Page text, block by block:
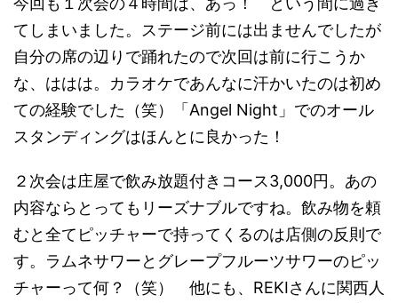
てしまいました。ステージ前には出ませんでしたが
自分の席の辺りで踊れたので次回は前に行こうか
な、ははは。カラオケであんなに汗かいたのは初め
ての経験でした（笑）「Angel Night」でのオール
スタンディングはほんとに良かった！
２次会は庄屋で飲み放題付きコース3,000円。あの
内容ならとってもリーズナブルですね。飲み物を頼
むと全てピッチャーで持ってくるのは店側の反則で
す。ラムネサワーとグレープフルーツサワーのピッ
チャーって何？（笑） 他にも、REKIさんに関西人